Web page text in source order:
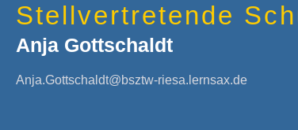
Stellvertretende
Anja Gottschaldt
Anja.Gottschaldt@bsztw-riesa.lernsax.de